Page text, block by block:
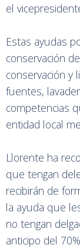
el
Estas ayudas
conservación
conservación y
fuentes,
competencias
entidad local
Llorente ha
que tengan
recibirán de
la ayuda que
no tengan
anticipo del